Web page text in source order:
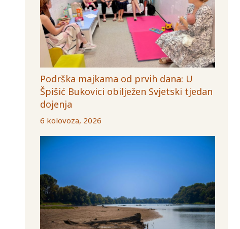
Podrška majkama od prvih dana: U
Špišić Bukovici obilježen Svjetski tjedan
dojenja
6 kolovoza, 2026